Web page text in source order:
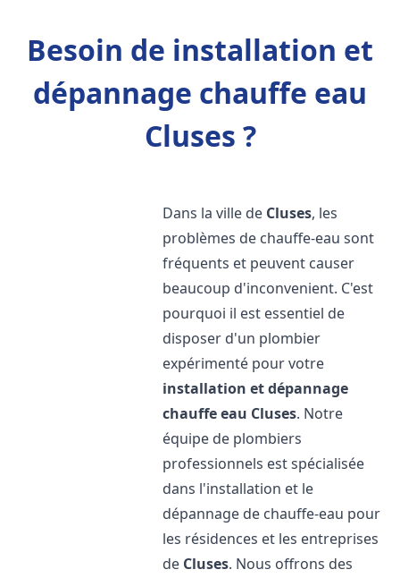
Besoin de installation et
dépannage chauffe eau
Cluses ?
Dans la ville de Cluses, les
problèmes de chauffe-eau sont
fréquents et peuvent causer
beaucoup d'inconvenient. C'est
pourquoi il est essentiel de
disposer d'un plombier
expérimenté pour votre
installation et dépannage
chauffe eau Cluses. Notre
équipe de plombiers
professionnels est spécialisée
dans l'installation et le
dépannage de chauffe-eau pour
les résidences et les entreprises
de Cluses. Nous offrons des